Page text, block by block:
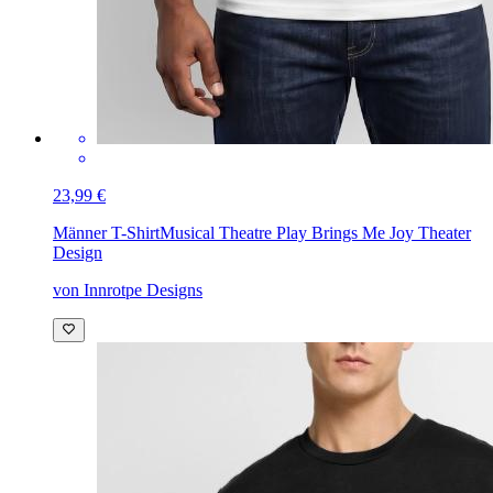
23,99 €
Männer T-ShirtMusical Theatre Play Brings Me Joy Theater
Design
von Innrotpe Designs